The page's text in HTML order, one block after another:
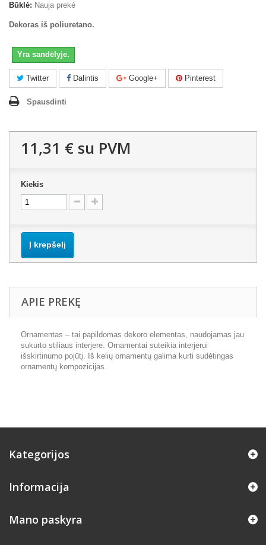
Būklė: Nauja prekė
Dekoras iš poliuretano.
Yra sandėlyje.
Twitter Dalintis Google+ Pinterest
Spausdinti
11,31 € su PVM
Kiekis
Į krepšelį
APIE PREKĘ
Ornamentas – tai papildomas dekoro elementas, naudojamas jau
sukurto stiliaus interjere. Ornamentai suteikia interjerui
išskirtinumo pojūtį. Iš kelių ornamentų galima kurti sudėtingas
ornamentų kompozicijas.
Kategorijos
Informacija
Mano paskyra